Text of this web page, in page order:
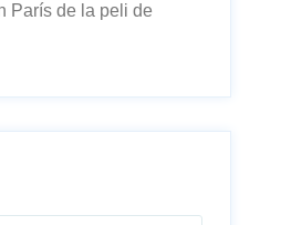
París de la peli de